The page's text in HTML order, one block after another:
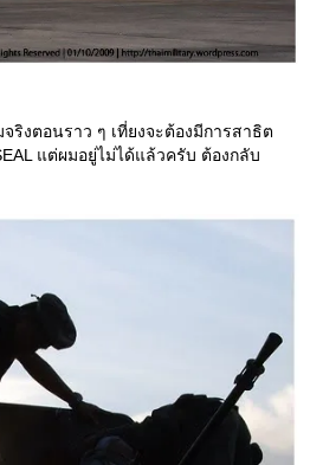
งตอนราว ๆ เที่ยงจะต้องมีการสาธิต
แต่ผมอยู่ไม่ได้แล้วครับ ต้องกลับ